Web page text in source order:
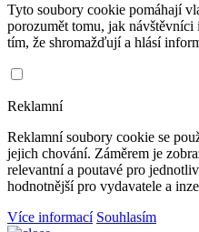
Tyto soubory cookie pomáhají
porozumět tomu, jak
tím, že shromažďují a hlásí
Reklamní
Reklamní soubory cookie se
jejich chování. Záměrem je
relevantní a poutavé pro
hodnotnější pro vydavatele a
Více informací Souhlasím